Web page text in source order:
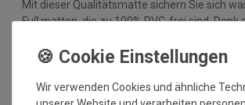
Mit dieser Qualitätsmatte sichern Sie sich
Fußmatten, die zu 100% PVC-frei sind. Dank
ruschfest. Einem sicheren Gebrauch auch auf
Fußbodenheizungen steht somit nichts mehr
Vor dem ersten Gebrauch waschen Sie die
Wir verwenden Cookies und ähnliche